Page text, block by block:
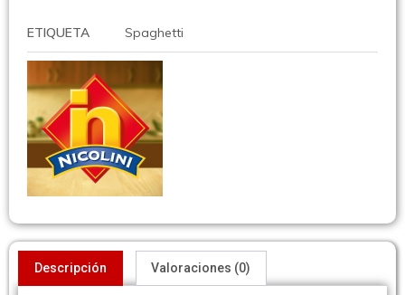
ETIQUETA Spaghetti
Descripción Valoraciones (0)